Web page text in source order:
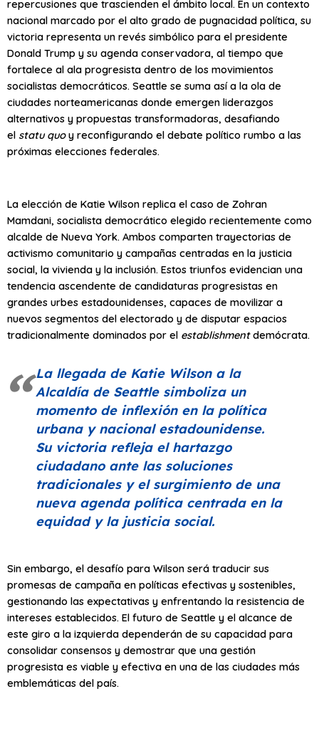
repercusiones que trascienden el ámbito local. En un contexto
nacional marcado por el alto grado de pugnacidad política, su
victoria representa un revés simbólico para el presidente
Donald Trump y su agenda conservadora, al tiempo que
fortalece al ala progresista dentro de los movimientos
socialistas democráticos. Seattle se suma así a la ola de
ciudades norteamericanas donde emergen liderazgos
alternativos y propuestas transformadoras, desafiando
el statu quoy reconfigurando el debate político rumbo a las
próximas elecciones federales.
La elección de Katie Wilson replica el caso de Zohran
Mamdani, socialista democrático elegido recientemente como
alcalde de Nueva York. Ambos comparten trayectorias de
activismo comunitario y campañas centradas en la justicia
social, la vivienda y la inclusión. Estos triunfos evidencian una
tendencia ascendente de candidaturas progresistas en
grandes urbes estadounidenses, capaces de movilizar a
nuevos segmentos del electorado y de disputar espacios
tradicionalmente dominados por el establishmentdemócrata.
La llegada de Katie Wilson a la
Alcaldía de Seattle simboliza un
momento de inflexión en la política
urbana y nacional estadounidense.
Su victoria refleja el hartazgo
ciudadano ante las soluciones
tradicionales y el surgimiento de una
nueva agenda política centrada en la
equidad y la justicia social.
Sin embargo, el desafío para Wilson será traducir sus
promesas de campaña en políticas efectivas y sostenibles,
gestionando las expectativas y enfrentando la resistencia de
intereses establecidos. El futuro de Seattle y el alcance de
este giro a la izquierda dependerán de su capacidad para
consolidar consensos y demostrar que una gestión
progresista es viable y efectiva en una de las ciudades más
emblemáticas del país.